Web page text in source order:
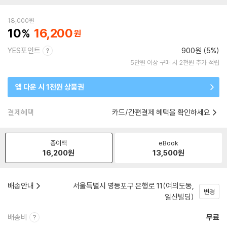
18,000원
10 16,200
YES포인트 900원 (5%)
5만원 이상 구매 시 2천원 추가 적립
앱 다운 시 1천원 상품권
결제혜택 카드/간편결제 혜택을 확인하세요
종이책
16,200원
eBook
13,500원
배송안내
서울특별시 영등포구 은행로 11(여의도동,
일신빌딩)
변경
배송비 무료